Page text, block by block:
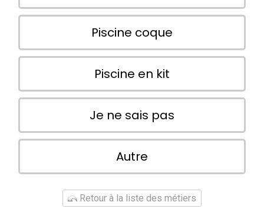
Piscine coque
Piscine en kit
Je ne sais pas
Autre
Retour à la liste des métiers